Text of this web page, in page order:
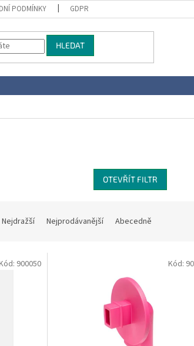
PODMÍNKY GDPR
HLEDAT
OTEVŘÍT FILTR
Nejdražší Nejprodávanější Abecedně
900050 Kód: